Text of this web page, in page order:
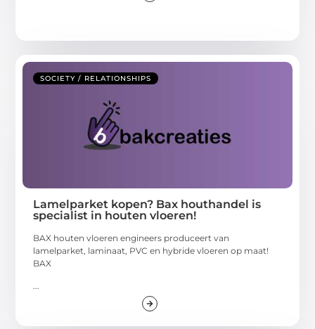
SOCIETY / RELATIONSHIPS
Lamelparket kopen? Bax houthandel is
specialist in houten vloeren!
BAX houten vloeren engineers produceert van
lamelparket, laminaat, PVC en hybride vloeren op maat!
BAX
...